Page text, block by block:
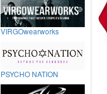
VIRGOwearworks
PSYCHO NATION